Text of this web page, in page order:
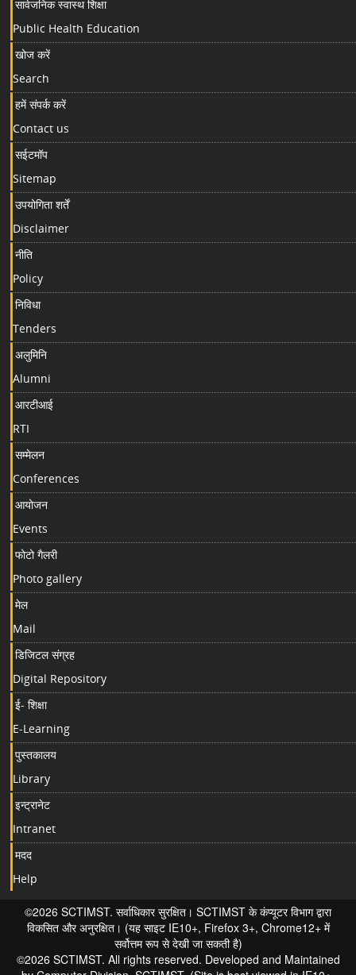
सार्वजनिक स्वास्थ शिक्षा
Public Health Education
खोज करें
Search
हमें संपर्क करें
Contact us
सईटमॉप
Sitemap
उपयोगिता शर्तें
Disclaimer
नीति
Policy
निविधा
Tenders
अलुमिनि
Alumni
आरटीआई
RTI
सम्मेलन
Conferences
आयोजन
Events
फोटो गैलरी
Photo gallery
मेल
Mail
डिजिटल संग्रह
Digital Repository
ई- शिक्षा
E-Learning
पुस्तकालय
Library
इन्ट्रानेट
Intranet
मदद
Help
©2026 SCTIMST. सर्वाधिकार सुरक्षित। SCTIMST के कंप्यूटर विभाग द्वारा
विकसित और अनुरक्षित। (यह साइट IE10+, Firefox 3+, Chrome12+ में
सर्वोत्तम रूप से देखी जा सकती है)
©2026 SCTIMST. All rights reserved. Developed and Maintained